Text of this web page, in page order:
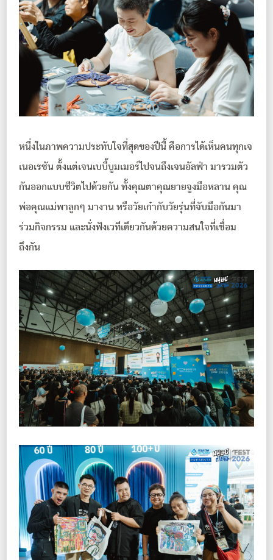
หนึ่งในภาพความประทับใจที่สุดของปีนี้ คือการได้เห็นคนทุกเจ
เนอเรชัน ตั้งแต่เจนเบบี้บูมเมอร์ไปจนถึงเจนอัลฟ่า มารวมตัว
กันออกแบบชีวิตไปด้วยกัน ทั้งคุณตาคุณยายจูงมือหลาน คุณ
พ่อคุณแม่พาลูกๆ มางาน หรือวัยเก๋ากับวัยรุ่นที่จับมือกันมา
ร่วมกิจกรรม และนั่งฟังเวทีเดียวกันด้วยความสนใจที่เชื่อม
ถึงกัน